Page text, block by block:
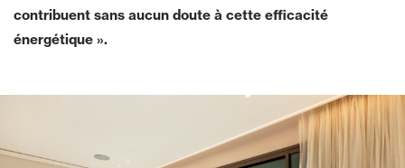
contribuent sans aucun doute à cette efficacité
énergétique ».